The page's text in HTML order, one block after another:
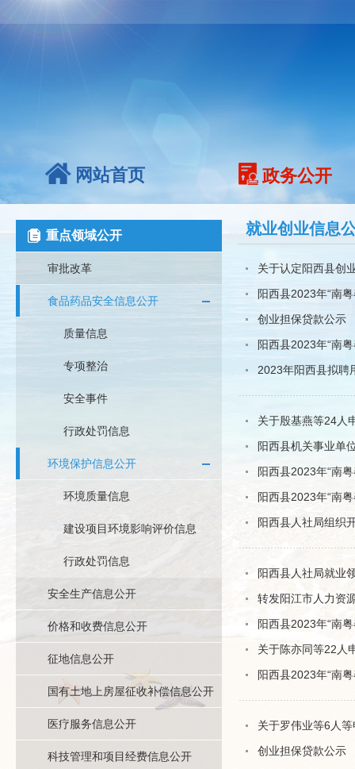
网站首页 政务公开
重点领域公开
审批改革
食品药品安全信息公开
质量信息
专项整治
安全事件
行政处罚信息
环境保护信息公开
环境质量信息
建设项目环境影响评价信息
行政处罚信息
安全生产信息公开
价格和收费信息公开
征地信息公开
国有土地上房屋征收补偿信息公开
医疗服务信息公开
科技管理和项目经费信息公开
就业创业信息
关于认定阳西县创
阳西县2023年“南
创业担保贷款公示
阳西县2023年“南
2023年阳西县拟聘
关于殷基燕等24人
阳西县机关事业单
阳西县2023年“南
阳西县2023年“南
阳西县人社局组织
阳西县人社局就业
转发阳江市人力资
阳西县2023年“南
关于陈亦同等22人
阳西县2023年“南
关于罗伟业等6人
创业担保贷款公示